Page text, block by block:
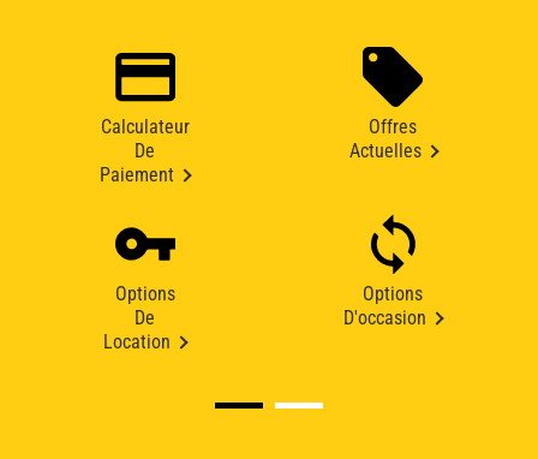
Calculateur
De
Paiement
Offres
Actuelles
Options
De
Location
Options
D'occasion